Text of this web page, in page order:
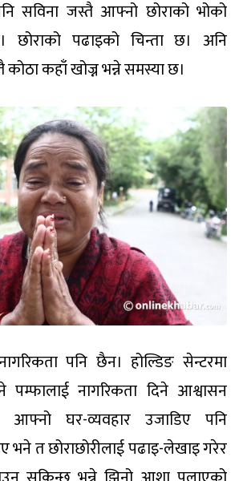
सविना जस्तै आफ्नो छोराको भोको
छोराको पढाइको चिन्ता छ। अनि
कहाँ खोज्न भन्ने समस्या छ।
पनि छैन। होल्डिङ सेन्टरमा
पम्फालाई नागरिकता दिने आश्वासन
आफ्नो घर-व्यवहार उजाडिए पनि
भने त छोराछोरीलाई पढाइ-लेखाइ गरेर